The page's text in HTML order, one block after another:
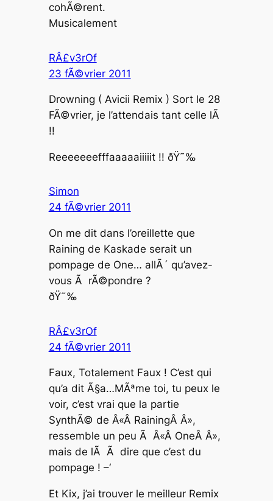
cohÃ©rent.
Musicalement
RÂ£v3rOf
23 fÃ©vrier 2011
Drowning ( Avicii Remix ) Sort le 28
FÃ©vrier, je l’attendais tant celle lÃ
!!
Reeeeeeefffaaaaaiiiiit !! ðŸ˜‰
Simon
24 fÃ©vrier 2011
On me dit dans l’oreillette que
Raining de Kaskade serait un
pompage de One… allÃ´ qu’avez-
vous Ã rÃ©pondre ?
ðŸ˜‰
RÂ£v3rOf
24 fÃ©vrier 2011
Faux, Totalement Faux ! C’est qui
qu’a dit Ã§a…MÃªme toi, tu peux le
voir, c’est vrai que la partie
SynthÃ© de Â«Â RainingÂ Â»,
ressemble un peu Ã Â«Â OneÂ Â»,
mais de lÃ Ã dire que c’est du
pompage ! –‘
Et Kix, j’ai trouver le meilleur Remix